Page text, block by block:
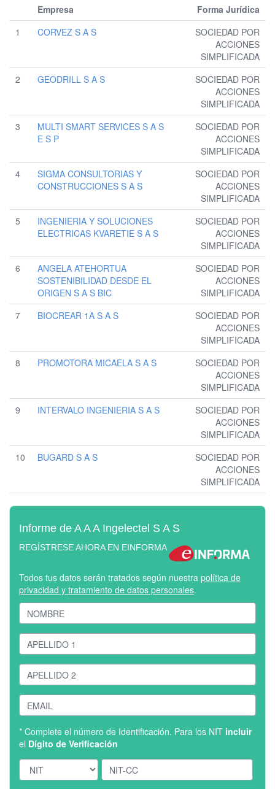
Empresa
Forma Jurídica
1
CORVEZ S A S
SOCIEDAD POR
ACCIONES
SIMPLIFICADA
2
GEODRILL S A S
SOCIEDAD POR
ACCIONES
SIMPLIFICADA
3
MULTI SMART SERVICES S A S
E S P
SOCIEDAD POR
ACCIONES
SIMPLIFICADA
4
SIGMA CONSULTORIAS Y
CONSTRUCCIONES S A S
SOCIEDAD POR
ACCIONES
SIMPLIFICADA
5
INGENIERIA Y SOLUCIONES
ELECTRICAS KVARETIE S A S
SOCIEDAD POR
ACCIONES
SIMPLIFICADA
6
ANGELA ATEHORTUA
SOSTENIBILIDAD DESDE EL
ORIGEN S A S BIC
SOCIEDAD POR
ACCIONES
SIMPLIFICADA
7
BIOCREAR 1A S A S
SOCIEDAD POR
ACCIONES
SIMPLIFICADA
8
PROMOTORA MICAELA S A S
SOCIEDAD POR
ACCIONES
SIMPLIFICADA
9
INTERVALO INGENIERIA S A S
SOCIEDAD POR
ACCIONES
SIMPLIFICADA
10
BUGARD S A S
SOCIEDAD POR
ACCIONES
SIMPLIFICADA
Informe de A A A Ingelectel S A S
REGÍSTRESE AHORA EN EINFORMA
Todos tus datos serán tratados según nuestra política de
privacidad y tratamiento de datos personales.
* Complete el número de Identificación. Para los NIT incluir
el Dígito de Verificación